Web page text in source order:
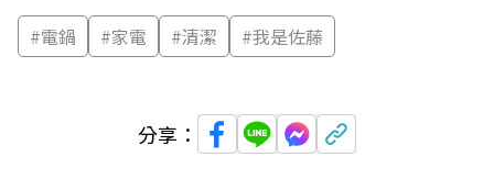
#電鍋 #家電 #清潔 #我是佐藤
分享：